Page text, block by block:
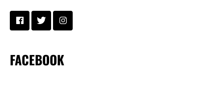
FACEBOOK